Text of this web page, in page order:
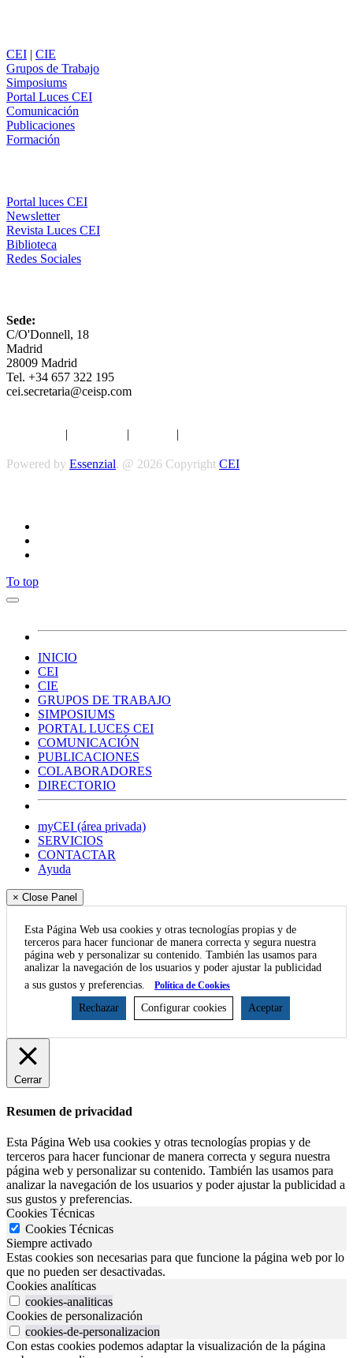
CEI | CIE
Grupos de Trabajo
Simposiums
Portal Luces CEI
Comunicación
Publicaciones
Formación
Portal luces CEI
Newsletter
Revista Luces CEI
Biblioteca
Redes Sociales
Sede:
C/O'Donnell, 18
Madrid
28009 Madrid
Tel. +34 657 322 195
cei.secretaria@ceisp.com
| | |
Powered by Essenzial. @ 2026 Copyright CEI
To top
INICIO
CEI
CIE
GRUPOS DE TRABAJO
SIMPOSIUMS
PORTAL LUCES CEI
COMUNICACIÓN
PUBLICACIONES
COLABORADORES
DIRECTORIO
myCEI (área privada)
SERVICIOS
CONTACTAR
Ayuda
× Close Panel
Esta Página Web usa cookies y otras tecnologías propias y de
terceros para hacer funcionar de manera correcta y segura nuestra
página web y personalizar su contenido. También las usamos para
analizar la navegación de los usuarios y poder ajustar la publicidad
a sus gustos y preferencias.
Política de Cookies
Rechazar Configurar cookies Aceptar
Cerrar
Resumen de privacidad
Esta Página Web usa cookies y otras tecnologías propias y de
terceros para hacer funcionar de manera correcta y segura nuestra
página web y personalizar su contenido. También las usamos para
analizar la navegación de los usuarios y poder ajustar la publicidad a
sus gustos y preferencias.
Cookies Técnicas
Cookies Técnicas
Siempre activado
Estas cookies son necesarias para que funcione la página web por lo
que no pueden ser desactivadas.
Cookies analíticas
cookies-analiticas
Cookies de personalización
cookies-de-personalizacion
Con estas cookies podemos adaptar la visualización de la página